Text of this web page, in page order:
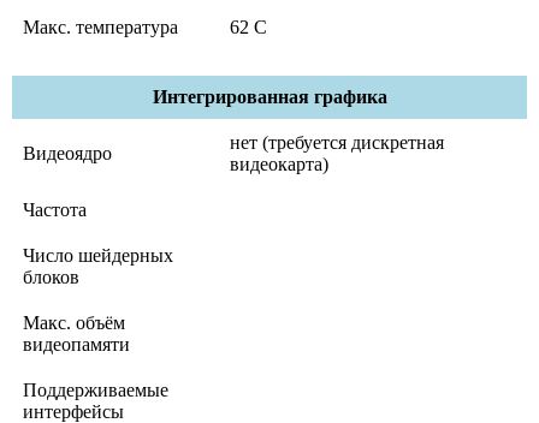
Макс. температура 62 C
Интегрированная графика
Видеоядро
нет (требуется дискретная
видеокарта)
Частота
Число шейдерных
блоков
Макс. объём
видеопамяти
Поддерживаемые
интерфейсы